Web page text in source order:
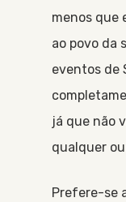
menos que
ao povo da
eventos de
já que não
qualquer
Prefere-se